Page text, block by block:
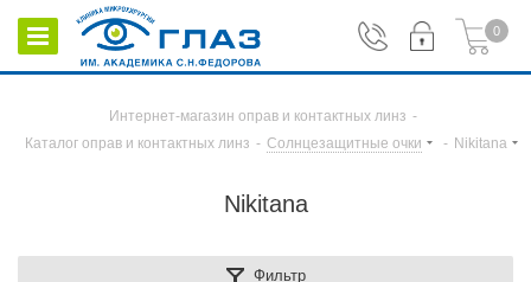
0
Интернет-магазин оправ и контактных линз -
Каталог оправ и контактных линз - Солнцезащитные очки - Nikitana
Nikitana
Фильтр